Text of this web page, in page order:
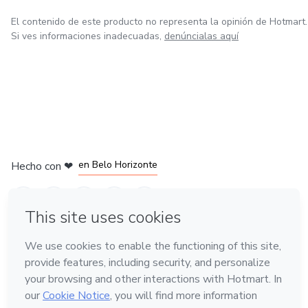
con estas afirmaciones que cambiarán tu vida.
El contenido de este producto no representa la opinión de Hotmart.
Si ves informaciones inadecuadas, denúncialas aquí
Hecho con ❤ en Belo Horizonte
Conoce Hotmart
Idioma
Español